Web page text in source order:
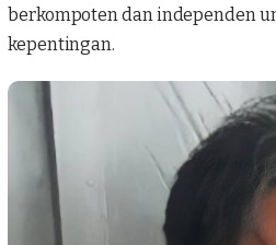
berkompoten dan independen
kepentingan.